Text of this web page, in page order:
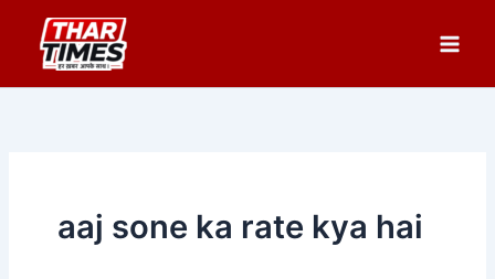
content
aaj sone ka rate kya hai